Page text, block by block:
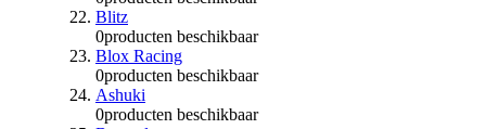
Blitz
0producten beschikbaar
Blox Racing
0producten beschikbaar
Ashuki
0producten beschikbaar